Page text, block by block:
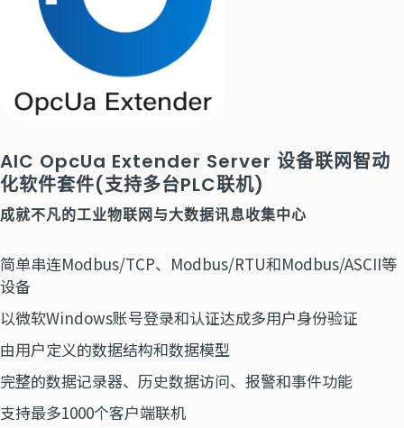
AIC OpcUa Extender Server 设备联网智动
化软件套件(支持多台PLC联机)
成就不凡的工业物联网与大数据讯息收集中心
简单串连Modbus/TCP、Modbus/RTU和Modbus/ASCII等
设备
以微软Windows账号登录和认证达成多用户身份验证
由用户定义的数据结构和数据模型
完整的数据记录器、历史数据访问、报警和事件功能
支持最多1000个客户端联机